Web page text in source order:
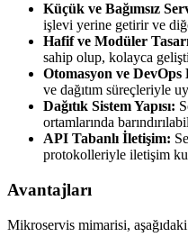
Küçük ve Bağımsız
işlevi yerine getirir ve
Hafif ve Modüler
sahip olup, kolayca
Otomasyon ve DevOps
ve dağıtım süreçleriyle
Dağıtık Sistem Yapısı:
ortamlarında
API Tabanlı İletişim:
protokolleriyle iletişim
Avantajları
Mikroservis mimarisi,